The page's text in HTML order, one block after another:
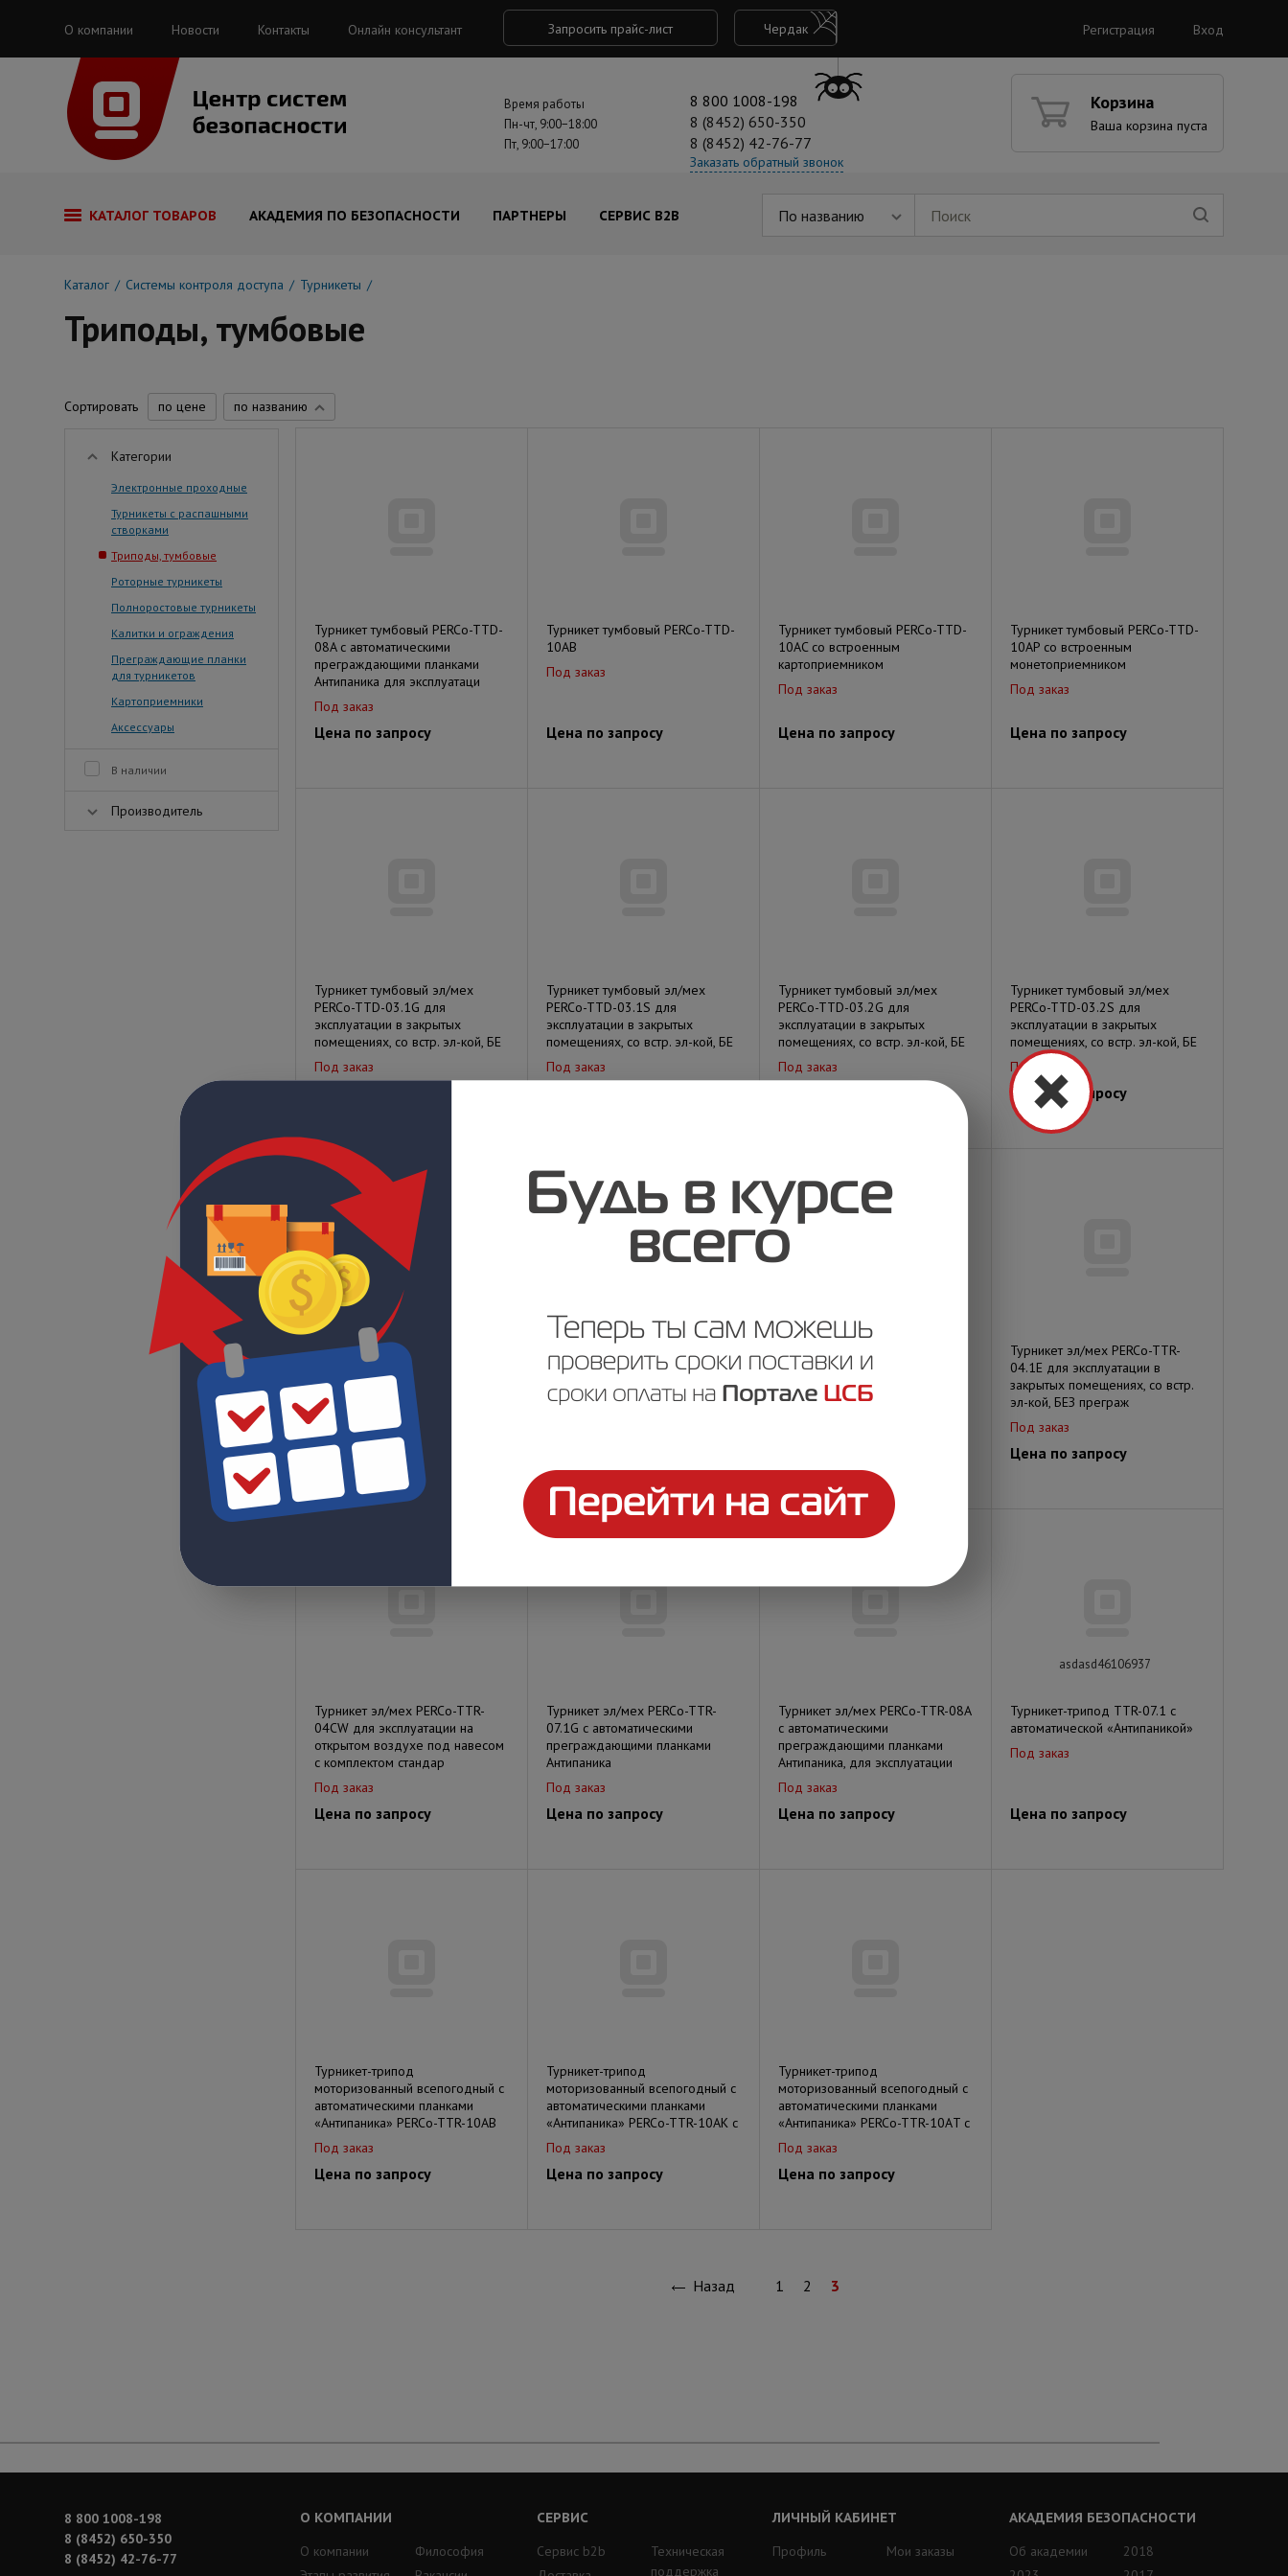
asdasd46106937
О компании Новости Контакты Онлайн консультант Запросить прайс-лист Чердак Регистрация Вход
Время работы
Пн-чт, 9:00−18:00
Пт, 9:00−17:00
8 800 1008-198
8 (8452) 650-350
8 (8452) 42-76-77
Заказать обратный звонок
Корзина
Ваша корзина пуста
КАТАЛОГ ТОВАРОВ АКАДЕМИЯ ПО БЕЗОПАСНОСТИ ПАРТНЕРЫ СЕРВИС B2B По названию
Каталог Системы контроля доступа Турникеты
Триподы, тумбовые
Сортировать по цене по названию
Категории
Электронные проходные
Турникеты с распашными
створками
Триподы, тумбовые
Роторные турникеты
Полноростовые турникеты
Калитки и ограждения
Преграждающие планки
для турникетов
Картоприемники
Аксессуары
В наличии
Производитель
Турникет тумбовый PERCo-TTD-
08A с автоматическими
преграждающими планками
Антипаника для эксплуатаци
Под заказ
Цена по запросу
Турникет тумбовый PERCo-TTD-
10AB
Под заказ
Цена по запросу
Турникет тумбовый PERCo-TTD-
10AC со встроенным
картоприемником
Под заказ
Цена по запросу
Турникет тумбовый PERCo-TTD-
10AP со встроенным
монетоприемником
Под заказ
Цена по запросу
Турникет тумбовый эл/мех
PERCo-TTD-03.1G для
эксплуатации в закрытых
помещениях, со встр. эл-кой, БЕ
Под заказ
Турникет тумбовый эл/мех
PERCo-TTD-03.1S для
эксплуатации в закрытых
помещениях, со встр. эл-кой, БЕ
Под заказ
Турникет тумбовый эл/мех
PERCo-TTD-03.2G для
эксплуатации в закрытых
помещениях, со встр. эл-кой, БЕ
Под заказ
Турникет тумбовый эл/мех
PERCo-TTD-03.2S для
эксплуатации в закрытых
помещениях, со встр. эл-кой, БЕ
Под заказ
Цена по запросу
Турникет эл/мех PERCo-T-5, цвет
- бежевый (RAL 7032), для
эксплуатации в закрытых
помещениях, со вст
Под заказ
Цена по запросу
04.1G для эксплуатации в
закрытых помещениях, со встр.
эл-кой, БЕЗ преграж
04.1R для эксплуатации в
закрытых помещениях, со встр.
эл-кой, БЕЗ преграж
Турникет эл/мех PERCo-TTR-
04.1Е для эксплуатации в
закрытых помещениях, со встр.
эл-кой, БЕЗ преграж
Под заказ
Цена по запросу
Турникет эл/мех PERCo-TTR-
04CW для эксплуатации на
открытом воздухе под навесом
с комплектом стандар
Под заказ
Цена по запросу
Турникет эл/мех PERCo-TTR-
07.1G с автоматическими
преграждающими планками
Антипаника
Под заказ
Цена по запросу
Турникет эл/мех PERCo-TTR-08A
с автоматическими
преграждающими планками
Антипаника, для эксплуатации
Под заказ
Цена по запросу
Турникет-трипод TTR-07.1 с
автоматической «Антипаникой»
Под заказ
Цена по запросу
Турникет-трипод
моторизованный всепогодный с
автоматическими планками
«Антипаника» PERCo-TTR-10АB
Под заказ
Цена по запросу
Турникет-трипод
моторизованный всепогодный с
автоматическими планками
«Антипаника» PERCo-TTR-10АK с
Под заказ
Цена по запросу
Турникет-трипод
моторизованный всепогодный с
автоматическими планками
«Антипаника» PERCo-TTR-10АT с
Под заказ
Цена по запросу
Назад 1 2 3
8 800 1008-198
8 (8452) 650-350
8 (8452) 42-76-77
О КОМПАНИИ
О компании
Философия
СЕРВИС
Сервис b2b
Техническая
поддержка
ЛИЧНЫЙ КАБИНЕТ
Профиль
Мои заказы
АКАДЕМИЯ БЕЗОПАСНОСТИ
Об академии
2018